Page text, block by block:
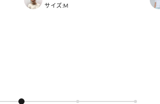
サイズ:M